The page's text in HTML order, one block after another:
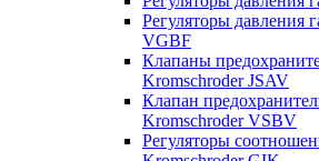
Регуляторы давления
VGBF
Клапаны
Kromschroder JSAV
Клапан
Kromschroder VSBV
Регуляторы